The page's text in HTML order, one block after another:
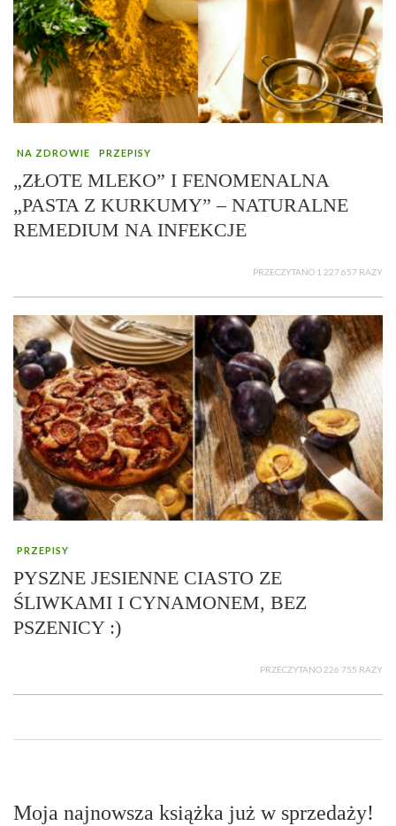
NA ZDROWIE PRZEPISY
„ZŁOTE MLEKO” I FENOMENALNA
„PASTA Z KURKUMY” – NATURALNE
REMEDIUM NA INFEKCJE
PRZECZYTANO 1 227 657 RAZY
PRZEPISY
PYSZNE JESIENNE CIASTO ZE
ŚLIWKAMI I CYNAMONEM, BEZ
PSZENICY :)
PRZECZYTANO 226 755 RAZY
Moja najnowsza książka już w sprzedaży!